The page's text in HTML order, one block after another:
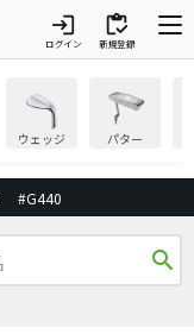
login
ログイン
inventory
新規登録
ウェッジ パター
#G440
search